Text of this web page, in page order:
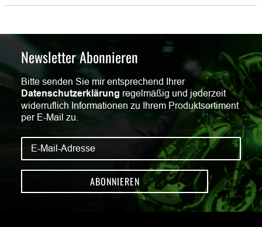
Newsletter Abonnieren
Bitte senden Sie mir entsprechend Ihrer
Datenschutzerklärung regelmäßig und jederzeit
widerruflich Informationen zu Ihrem Produktsortiment
per E-Mail zu.
ABONNIEREN